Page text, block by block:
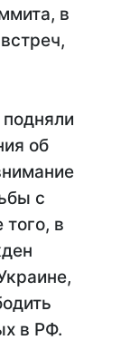
в
об
с
в
в РФ.